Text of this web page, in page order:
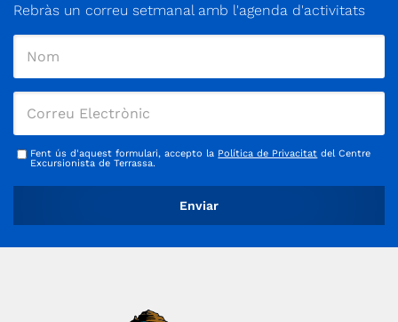
Rebràs un correu setmanal amb l'agenda d'activitats
Fent ús d'aquest formulari, accepto la Política de Privacitat del Centre
Excursionista de Terrassa.